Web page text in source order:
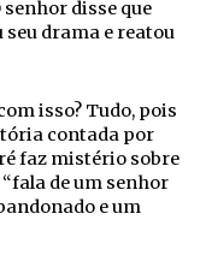
disse que
seu drama e reatou
isso? Tudo, pois
contada por
faz mistério sobre
de um senhor
e um